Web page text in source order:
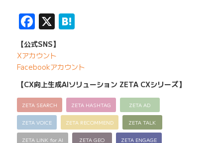
Facebook
X Hatena
【公式SNS】
Xアカウント
Facebookアカウント
【CX向上生成AIソリューション ZETA CXシリーズ】
ZETA SEARCH ZETA HASHTAG ZETA AD
ZETA VOICE ZETA RECOMMEND ZETA TALK
ZETA LINK for AI ZETA GEO ZETA ENGAGE